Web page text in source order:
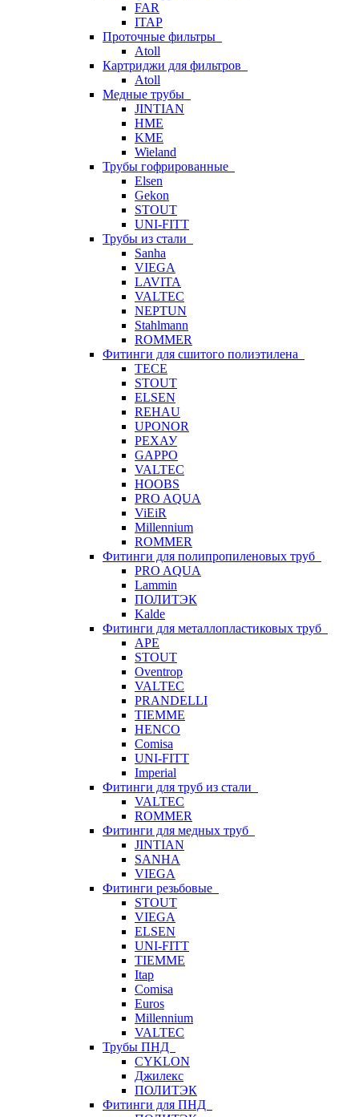
FAR
ITAP
Проточные фильтры
Atoll
Картриджи для фильтров
Atoll
Медные трубы
JINTIAN
HME
KME
Wieland
Трубы гофрированные
Elsen
Gekon
STOUT
UNI-FITT
Трубы из стали
Sanha
VIEGA
LAVITA
VALTEC
NEPTUN
Stahlmann
ROMMER
Фитинги для сшитого полиэтилена
TECE
STOUT
ELSEN
REHAU
UPONOR
РЕХАУ
GAPPO
VALTEC
HOOBS
PRO AQUA
ViEiR
Millennium
ROMMER
Фитинги для полипропиленовых труб
PRO AQUA
Lammin
ПОЛИТЭК
Kalde
Фитинги для металлопластиковых труб
APE
STOUT
Oventrop
VALTEC
PRANDELLI
TIEMME
HENCO
Comisa
UNI-FITT
Imperial
Фитинги для труб из стали
VALTEC
ROMMER
Фитинги для медных труб
JINTIAN
SANHA
VIEGA
Фитинги резьбовые
STOUT
VIEGA
ELSEN
UNI-FITT
TIEMME
Itap
Comisa
Euros
Millennium
VALTEC
Трубы ПНД
CYKLON
Джилекс
ПОЛИТЭК
Фитинги для ПНД